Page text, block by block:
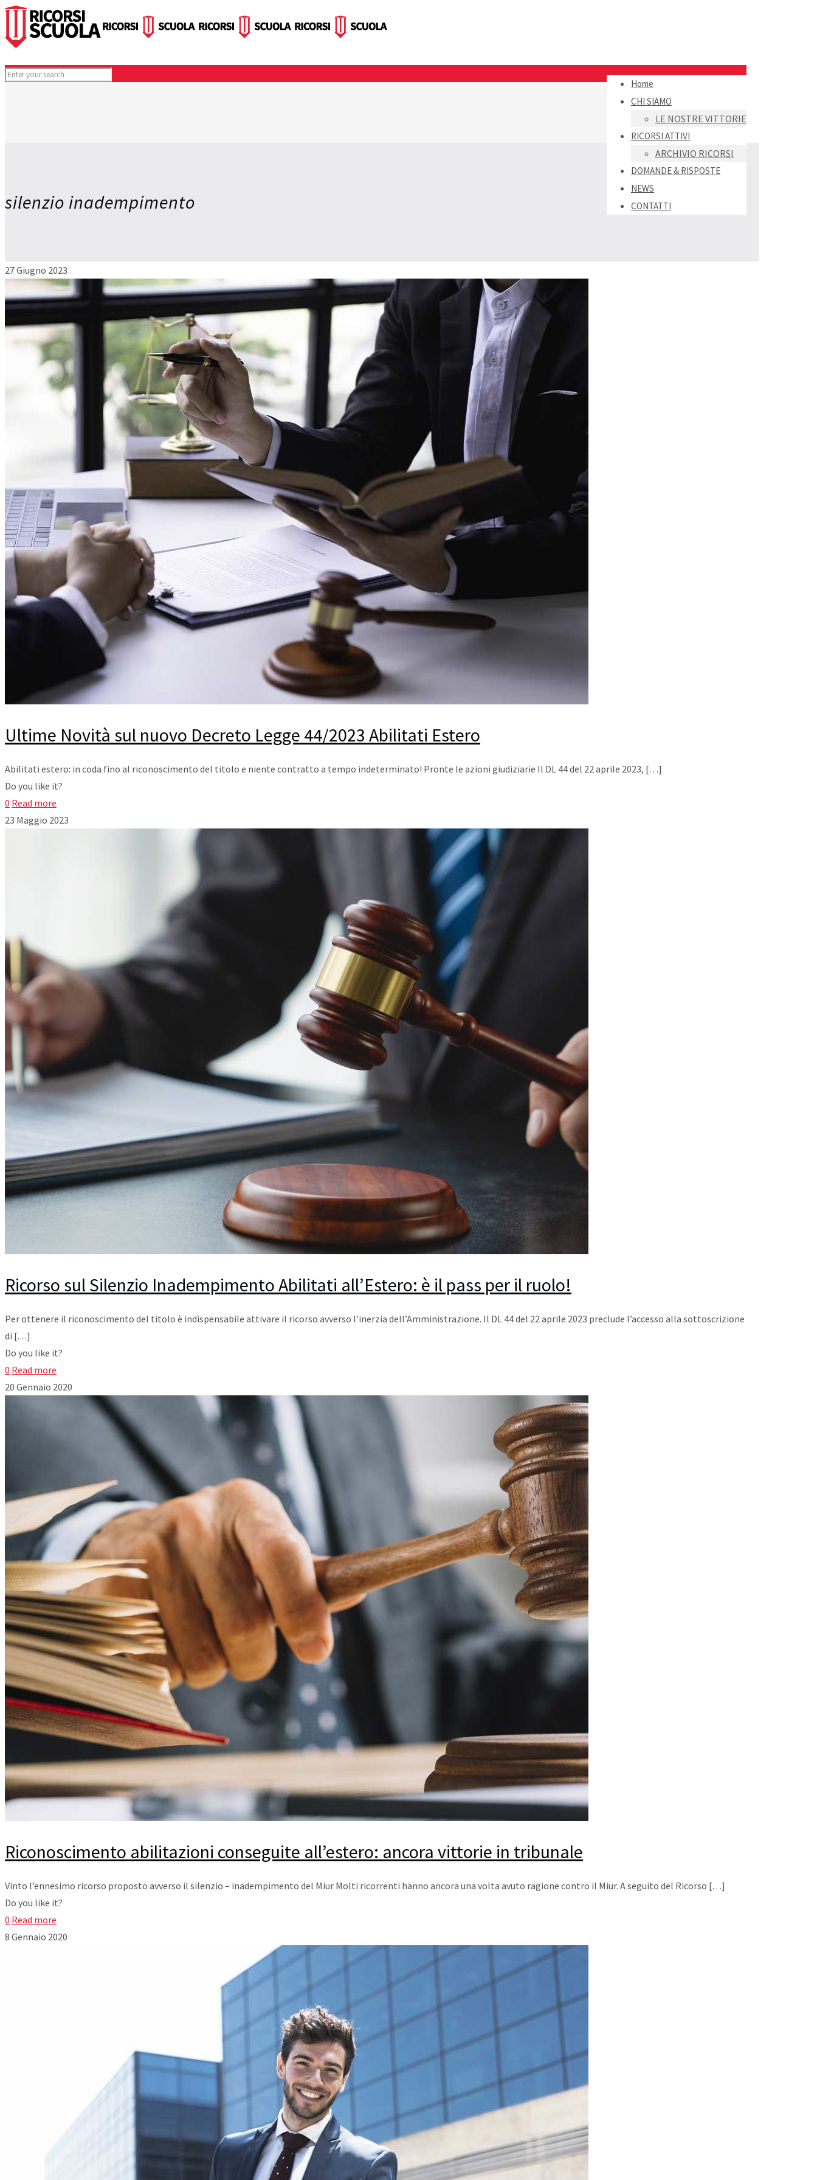
Home
CHI SIAMO
LE NOSTRE VITTORIE
RICORSI ATTIVI
ARCHIVIO RICORSI
DOMANDE & RISPOSTE
NEWS
CONTATTI
silenzio inadempimento
27 Giugno 2023
Ultime Novità sul nuovo Decreto Legge 44/2023 Abilitati Estero
Abilitati estero: in coda fino al riconoscimento del titolo e niente contratto a tempo indeterminato! Pronte le azioni giudiziarie Il DL 44 del 22 aprile 2023, […]
Do you like it?
0 Read more
23 Maggio 2023
Ricorso sul Silenzio Inadempimento Abilitati all’Estero: è il pass per il ruolo!
Per ottenere il riconoscimento del titolo è indispensabile attivare il ricorso avverso l’inerzia dell’Amministrazione. Il DL 44 del 22 aprile 2023 preclude l’accesso alla sottoscrizione
di […]
Do you like it?
0 Read more
20 Gennaio 2020
Riconoscimento abilitazioni conseguite all’estero: ancora vittorie in tribunale
Vinto l’ennesimo ricorso proposto avverso il silenzio – inadempimento del Miur Molti ricorrenti hanno ancora una volta avuto ragione contro il Miur. A seguito del Ricorso […]
Do you like it?
0 Read more
8 Gennaio 2020